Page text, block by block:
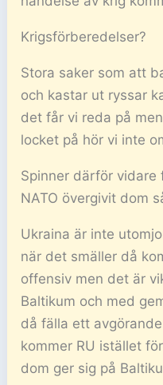
Krigsförberedelser?
Stora saker som att
och kastar ut ryssar
det får vi reda på
locket på hör vi inte
Spinner därför
NATO övergivit dom
Ukraina är inte
när det smäller då
offensiv men det är
Baltikum och med
då fälla ett
kommer RU istället
dom ger sig på